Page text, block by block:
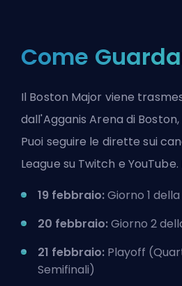
Come
Il Boston Major viene
dall'Agganis Arena di
Puoi seguire le dirette sui
League su Twitch e
19 febbraio:Giorno 1
20 febbraio:Giorno 2
21 febbraio: Playoff
Semifinali)